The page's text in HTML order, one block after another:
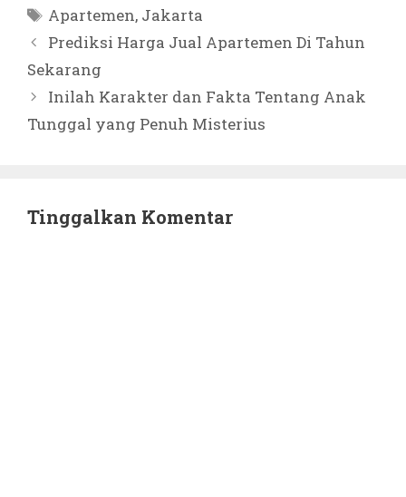
Tag
Apartemen, Jakarta
Prediksi Harga Jual Apartemen Di Tahun
Sekarang
Inilah Karakter dan Fakta Tentang Anak
Tunggal yang Penuh Misterius
Tinggalkan Komentar